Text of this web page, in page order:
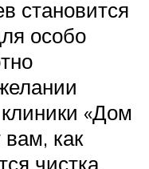
становится
особо
«Дом
вам, как
чистка